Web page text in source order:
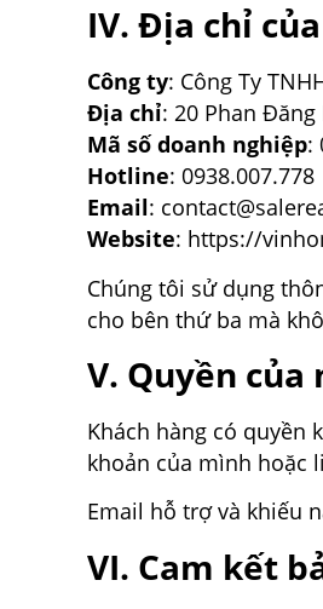
IV. Địa chỉ
Công ty: Công Ty
Địa chỉ: 20 Phan
Mã số doanh nghiệp:
Hotline: 0938.007.778
Email:
Website: https://
Chúng tôi sử dụng
cho bên thứ ba mà
V. Quyền
Khách hàng có quyền
khoản của mình hoặc
Email hỗ trợ và khiếu
VI. Cam kết